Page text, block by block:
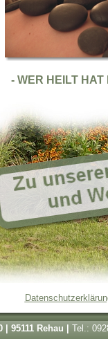
95111 Rehau | Tel.:
- WER HEILT HAT